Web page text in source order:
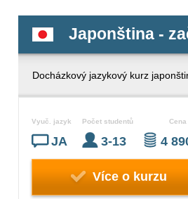
Japonština -
Docházkový jazykový kurz
Vyuč. jazyk
JA
Počet studentů
3-13
Cena
4
Více o kurzu